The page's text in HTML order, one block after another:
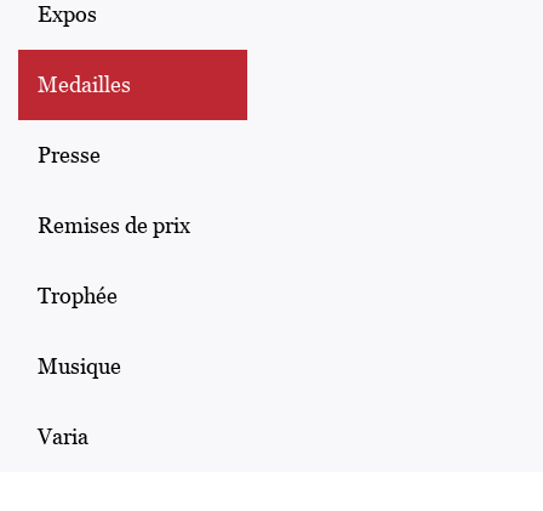
Expos
Medailles
Presse
Remises de prix
Trophée
Musique
Varia